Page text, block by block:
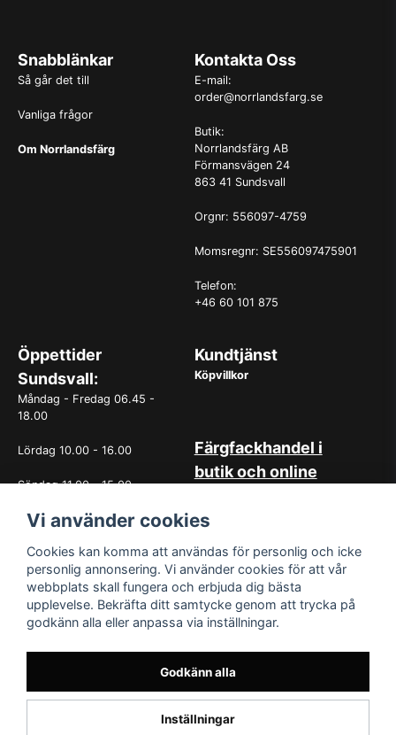
Snabblänkar
Så går det till
Vanliga frågor
Om Norrlandsfärg
Kontakta Oss
E-mail:
order@norrlandsfarg.se
Butik:
Norrlandsfärg AB
Förmansvägen 24
863 41 Sundsvall
Orgnr: 556097-4759
Momsregnr: SE556097475901
Telefon:
+46 60 101 875
Öppettider
Sundsvall:
Måndag - Fredag 06.45 -
18.00
Lördag 10.00 - 16.00
Söndag 11.00 - 15.00
OBS. Avvikande öppettider
Kundtjänst
Köpvillkor
Färgfackhandel i
butik och online
det sedan starten 1965 varit
kundservice. Du kan känna dig
trygg med köp hos oss
oavsett om det är i butiken i
Sundsvall eller online. Det går
lika bra att kontakta oss via
mail eller per telefon. Vår butik
med generösa öppettider har
funnits i över 50år.
Vi använder cookies
Cookies kan komma att användas för personlig och icke
personlig annonsering. Vi använder cookies för att vår
webbplats skall fungera och erbjuda dig bästa
upplevelse. Bekräfta ditt samtycke genom att trycka på
godkänn alla eller anpassa via inställningar.
Godkänn alla
Inställningar